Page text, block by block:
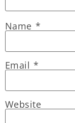
Name *
Email*
Website